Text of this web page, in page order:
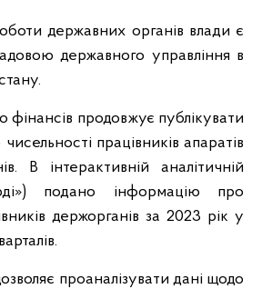
державного управління в
фінансів продовжує публікувати
працівників апаратів
В інтерактивній аналітичній
подано інформацію про
держорганів за 2023 рік у
проаналізувати дані щодо